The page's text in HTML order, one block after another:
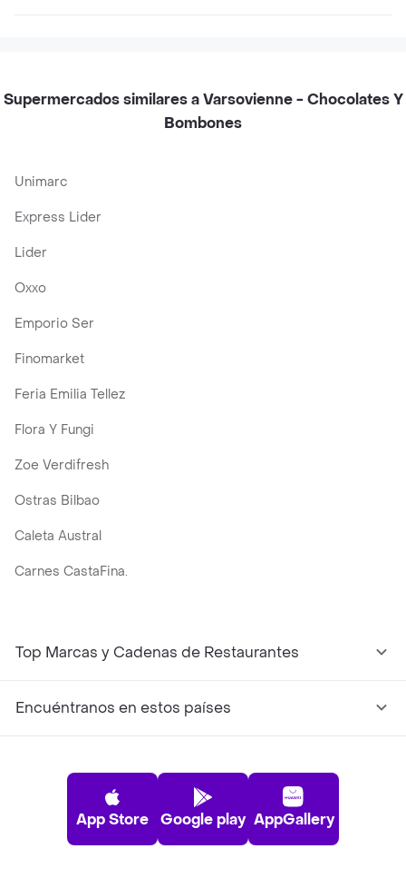
Supermercados similares a Varsovienne - Chocolates Y
Bombones
Unimarc
Express Lider
Lider
Oxxo
Emporio Ser
Finomarket
Feria Emilia Tellez
Flora Y Fungi
Zoe Verdifresh
Ostras Bilbao
Caleta Austral
Carnes CastaFina.
Top Marcas y Cadenas de Restaurantes
Encuéntranos en estos países
App Store Google play AppGallery